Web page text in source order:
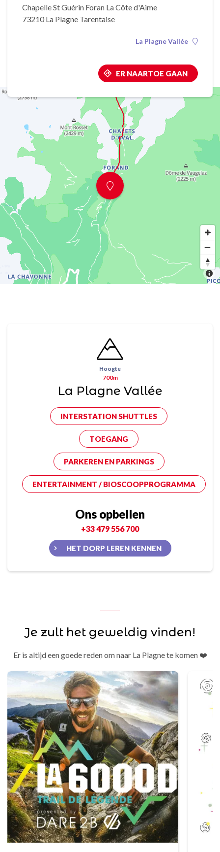
Chapelle St Guérin Foran La Côte d'Aime
73210 La Plagne Tarentaise
La Plagne Vallée
ER NAARTOE GAAN
Hoogte
700m
La Plagne Vallée
INTERSTATION SHUTTLES
TOEGANG
PARKEREN EN PARKINGS
ENTERTAINMENT / BIOSCOOPPROGRAMMA
Ons opbellen
+33 479 556 700
HET DORP LEREN KENNEN
Je zult het geweldig vinden!
Er is altijd een goede reden om naar La Plagne te komen ❤️